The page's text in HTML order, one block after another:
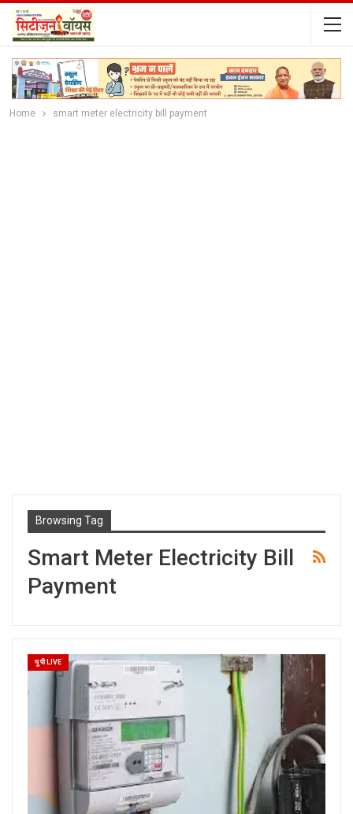
Home smart meter electricity bill payment
Browsing Tag
Smart Meter Electricity Bill
Payment
यू पी LIVE